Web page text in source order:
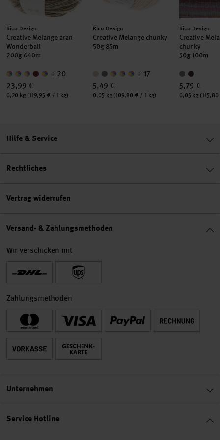
Hersteller:
Rico Design
Creative Melange aran
Wonderball
200g 640m
+ 20
23,99 €
Inhalt:
0,20 kg (119,95 € / 1 kg)
Hersteller:
Rico Design
Creative Melange chunky
50g 85m
+ 17
5,49 €
Inhalt:
0,05 kg (109,80 € / 1 kg)
Hersteller:
Rico Design
Creative
chunky
50g 100m
5,79 €
Inhalt:
0,05 kg
Service Hotline
Hilfe & Service
Rechtliches
Vertrag widerrufen
Versand- & Zahlungsmethoden
Wir verschicken mit
Zahlungsmethoden
Unternehmen